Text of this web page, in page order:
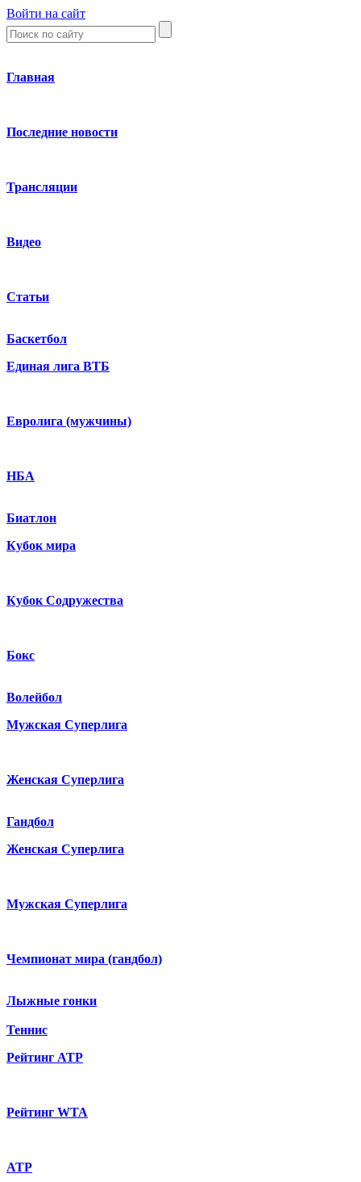
Войти на сайт
Главная
Последние новости
Трансляции
Видео
Статьи
Баскетбол
Единая лига ВТБ
Евролига (мужчины)
НБА
Биатлон
Кубок мира
Кубок Содружества
Бокс
Волейбол
Мужская Суперлига
Женская Суперлига
Гандбол
Женская Суперлига
Мужская Суперлига
Чемпионат мира (гандбол)
Лыжные гонки
Теннис
Рейтинг ATP
Рейтинг WTA
ATP